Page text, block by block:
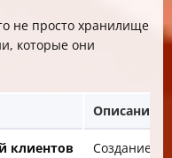
не просто хранилище
которые они
Описание
клиентов Создание